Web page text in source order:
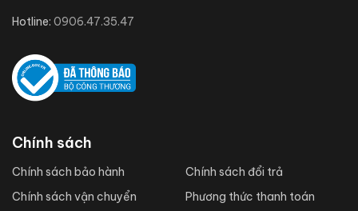
Hotline: 0906.47.35.47
Chính sách
Chính sách bảo hành
Chính sách vận chuyển
Chính sách đổi trả
Phương thức thanh toán